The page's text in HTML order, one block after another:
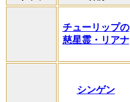
チューリップの
慈星霊・リアナ
シンゲン